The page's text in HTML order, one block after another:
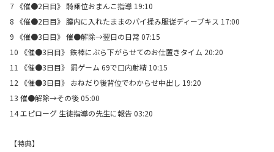
7 《催●2日目》 騎乗位おまんこ指導 19:10
8 《催●2日目》 膣内に入れたままのパイ揉み服従ディープキス 17:00
9 《催●3日目》 催●解除→翌日の日常 07:15
10 《催●3日目》 鉄棒にぶら下がらせてのお仕置きタイム 20:20
11 《催●3日目》 罰ゲーム 69で口内射精 10:15
12 《催●3日目》 おねだり後背位でわからせ中出し 19:20
13 催●解除→その後 05:00
14 エピローグ 生徒指導の先生に報告 03:20
【特典】